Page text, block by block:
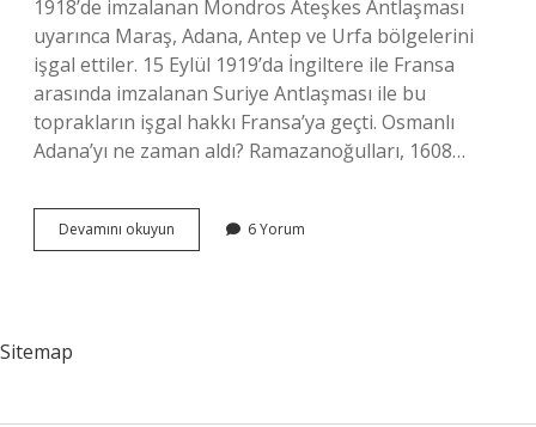
1918’de imzalanan Mondros Ateşkes Antlaşması
uyarınca Maraş, Adana, Antep ve Urfa bölgelerini
işgal ettiler. 15 Eylül 1919’da İngiltere ile Fransa
arasında imzalanan Suriye Antlaşması ile bu
toprakların işgal hakkı Fransa’ya geçti. Osmanlı
Adana’yı ne zaman aldı? Ramazanoğulları, 1608…
Devamını okuyun Adanayı
Kim
6 Yorum
Sitemap